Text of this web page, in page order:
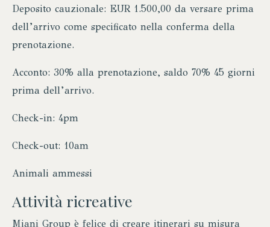
Deposito cauzionale: EUR 1.500,00 da versare prima
dell’arrivo come specificato nella conferma della
prenotazione.
Acconto: 30% alla prenotazione, saldo 70% 45 giorni
prima dell’arrivo.
Check-in: 4pm
Check-out: 10am
Animali ammessi
Attività ricreative
Miani Group è felice di creare itinerari su misura